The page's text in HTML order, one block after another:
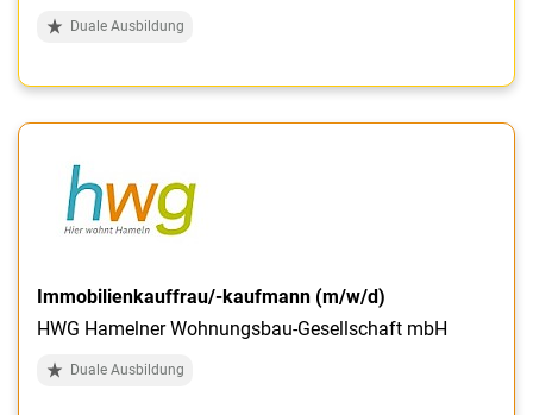
Duale Ausbildung
Immobilienkauffrau/-kaufmann (m/w/d)
HWG Hamelner Wohnungsbau-Gesellschaft mbH
Duale Ausbildung